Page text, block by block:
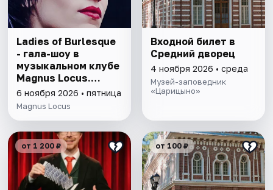
Ladies of Burlesque
- гала-шоу в
музыкальном клубе
Magnus Locus.
Halloween Edition
6 ноября 2026 • пятница
Magnus Locus
Входной билет в
Средний дворец
4 ноября 2026 • среда
Музей-заповедник
«Царицыно»
от 1 200 ₽ от 100 ₽